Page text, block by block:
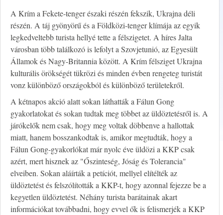
A Krím a Fekete-tenger északi részén fekszik, Ukrajna déli
részén. A táj gyönyörű és a Földközi-tenger klímája az egyik
legkedveltebb turista hellyé tette a félszigetet. A híres Jalta
városban több találkozó is lefolyt a Szovjetunió, az Egyesült
Államok és Nagy-Britannia között. A Krím félsziget Ukrajna
kulturális örökségét tükrözi és minden évben rengeteg turistát
vonz különböző országokból és különböző területekről.
A kétnapos akció alatt sokan láthatták a Fálun Gong
gyakorlatokat és sokan tudtak meg többet az üldöztetésről is. A
járókelők nem csak, hogy meg voltak döbbenve a hallottak
miatt, hanem bosszankodtak is, amikor megtudták, hogy a
Fálun Gong-gyakorlókat már nyolc éve üldözi a KKP csak
azért, mert hisznek az "Őszinteség, Jóság és Tolerancia"
elveiben. Sokan aláírták a petíciót, mellyel elítélték az
üldöztetést és felszólították a KKP-t, hogy azonnal fejezze be a
kegyetlen üldöztetést. Néhány turista barátainak akart
információkat továbbadni, hogy evvel ők is felismerjék a KKP